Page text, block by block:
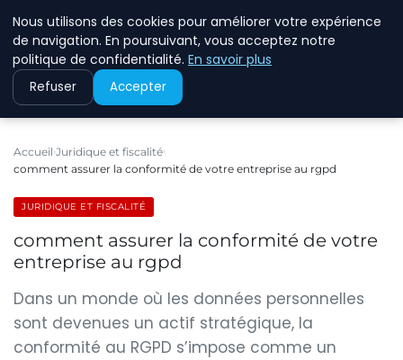
ECOMMCODE2
Accueil Juridique et fiscalité
comment assurer la conformité de votre entreprise au rgpd
JURIDIQUE ET FISCALITÉ
comment assurer la conformité de votre
entreprise au rgpd
Dans un monde où les données personnelles
sont devenues un actif stratégique, la
conformité au RGPD s’impose comme un
Nous utilisons des cookies pour améliorer votre expérience
de navigation. En poursuivant, vous acceptez notre
politique de confidentialité. En savoir plus
Refuser Accepter